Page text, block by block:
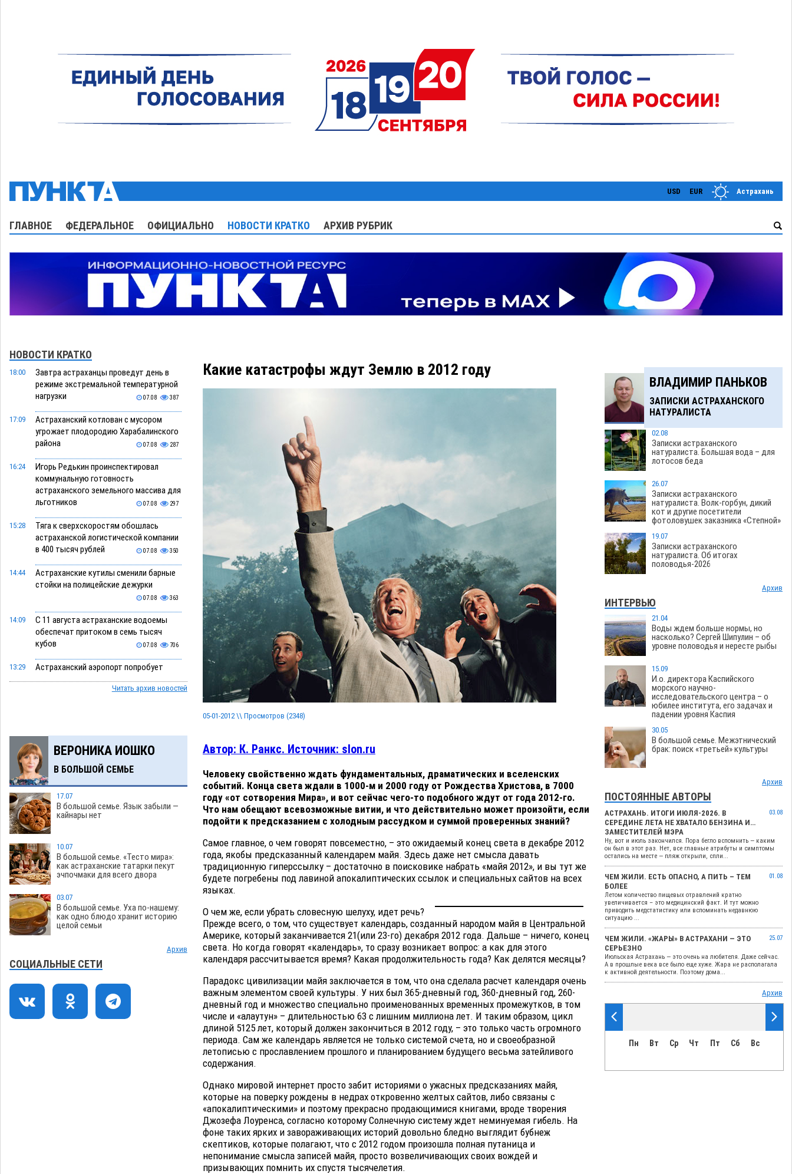
USD EUR Астрахань
ГЛАВНОЕ ФЕДЕРАЛЬНОЕ ОФИЦИАЛЬНО НОВОСТИ КРАТКО АРХИВ РУБРИК
НОВОСТИ КРАТКО
18:00
Завтра астраханцы проведут день в
режиме экстремальной температурной
нагрузки
07.08 387
17:09
Астраханский котлован с мусором
угрожает плодородию Харабалинского
района
07.08 287
16:24
Игорь Редькин проинспектировал
коммунальную готовность
астраханского земельного массива для
льготников
07.08 297
15:28
Тяга к сверхскоростям обошлась
астраханской логистической компании
в 400 тысяч рублей
07.08 350
14:44
Астраханские кутилы сменили барные
стойки на полицейские дежурки
07.08 363
14:09
С 11 августа астраханские водоемы
обеспечат притоком в семь тысяч
кубов
07.08 706
13:29
Астраханский аэропорт попробует
отбиться от ворон в апелляционном
07.08 377
11:58
В Астрахани подросток угнал
мотоцикл и похитил чужие мобильник с
банковскими картами
11:20
Астраханцев ждут на парковом газоне
с призами и эрмитажными котами
10:43
Астраханский суд встал на сторону
МЧС в споре за возврат униформы
07.08 417
астраханские гандболисты уступили
казанским «драконам»
07.08 290
09:25
Все пострадавшие при пожаре на
скончались
08:47
Астраханский суд оценил четыре удара
по голове полицейского в сто тысяч
Читать архив новостей
ВЕРОНИКА ИОШКО
В БОЛЬШОЙ СЕМЬЕ
17.07
В большой семье. Язык забыли —
кайнары нет
10.07
В большой семье. «Тесто мира»:
как астраханские татарки пекут
эчпочмаки для всего двора
03.07
В большой семье. Уха по-нашему:
как одно блюдо хранит историю
целой семьи
Архив
СОЦИАЛЬНЫЕ СЕТИ
Какие катастрофы ждут Землю в 2012 году
05-01-2012 \\ Просмотров (2348)
Автор: К. Ранкс. Источник: slon.ru
Человеку свойственно ждать фундаментальных, драматических и вселенских
событий. Конца света ждали в 1000-м и 2000 году от Рождества Христова, в 7000
году «от сотворения Мира», и вот сейчас чего-то подобного ждут от года 2012-го.
Что нам обещают всевозможные витии, и что действительно может произойти, если
подойти к предсказанием с холодным рассудком и суммой проверенных знаний?
Самое главное, о чем говорят повсеместно, – это ожидаемый конец света в декабре 2012
года, якобы предсказанный календарем майя. Здесь даже нет смысла давать
традиционную гиперссылку – достаточно в поисковике набрать «майя 2012», и вы тут же
будете погребены под лавиной апокалиптических ссылок и специальных сайтов на всех
языках.
О чем же, если убрать словесную шелуху, идет речь?
Прежде всего, о том, что существует календарь, созданный народом майя в Центральной
Америке, который заканчивается 21(или 23-го) декабря 2012 года. Дальше – ничего, конец
света. Но когда говорят «календарь», то сразу возникает вопрос: а как для этого
календаря рассчитывается время? Какая продолжительность года? Как делятся месяцы?
Парадокс цивилизации майя заключается в том, что она сделала расчет календаря очень
важным элементом своей культуры. У них был 365-дневный год, 360-дневный год, 260-
дневный год и множество специально проименованных временных промежутков, в том
числе и «алаутун» – длительностью 63 с лишним миллиона лет. И таким образом, цикл
длиной 5125 лет, который должен закончиться в 2012 году, – это только часть огромного
периода. Сам же календарь является не только системой счета, но и своеобразной
летописью с прославлением прошлого и планированием будущего весьма затейливого
содержания.
Однако мировой интернет просто забит историями о ужасных предсказаниях майя,
которые на поверку рождены в недрах откровенно желтых сайтов, либо связаны с
«апокалиптическими» и поэтому прекрасно продающимися книгами, вроде творения
Джозефа Лоуренса, согласно которому Солнечную систему ждет неминуемая гибель. На
фоне таких ярких и завораживающих историй довольно бледно выглядит бубнеж
скептиков, которые полагают, что с 2012 годом произошла полная путаница и
непонимание смысла записей майя, просто возвеличивающих своих вождей и
призывающих помнить их спустя тысячелетия.
ВЛАДИМИР ПАНЬКОВ
ЗАПИСКИ АСТРАХАНСКОГО
НАТУРАЛИСТА
02.08
Записки астраханского
натуралиста. Большая вода – для
лотосов беда
26.07
Записки астраханского
натуралиста. Волк-горбун, дикий
кот и другие посетители
фотоловушек заказника «Степной»
19.07
Записки астраханского
натуралиста. Об итогах
половодья-2026
Архив
ИНТЕРВЬЮ
21.04
Воды ждем больше нормы, но
насколько? Сергей Шипулин – об
уровне половодья и нересте рыбы
15.09
И.о. директора Каспийского
морского научно-
исследовательского центра – о
юбилее института, его задачах и
падении уровня Каспия
30.05
В большой семье. Межэтнический
брак: поиск «третьей» культуры
Архив
ПОСТОЯННЫЕ АВТОРЫ
АСТРАХАНЬ. ИТОГИ ИЮЛЯ-2026. В
СЕРЕДИНЕ ЛЕТА НЕ ХВАТАЛО БЕНЗИНА И…
ЗАМЕСТИТЕЛЕЙ МЭРА
03.08
Ну, вот и июль закончился. Пора бегло вспомнить — каким
он был в этот раз. Нет, все главные атрибуты и симптомы
остались на месте — пляж открыли, спли...
ЧЕМ ЖИЛИ. ЕСТЬ ОПАСНО, А ПИТЬ – ТЕМ
БОЛЕЕ
01.08
Летом количество пищевых отравлений кратно
увеличивается – это медицинский факт. И тут можно
приводить медстатистику или вспоминать недавнюю
ситуацию ...
ЧЕМ ЖИЛИ. «ЖАРЫ» В АСТРАХАНИ — ЭТО
СЕРЬЕЗНО
25.07
Июльская Астрахань — это очень на любителя. Даже сейчас.
А в прошлые века все было еще хуже. Жара не располагала
к активной деятельности. Поэтому дома...
Архив
Пн Вт Ср Чт Пт Сб Вс